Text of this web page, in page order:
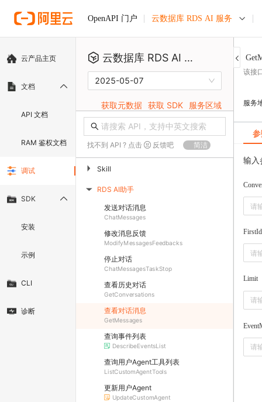
OpenAPI 门户 云数据库 RDS AI 服务
云产品主页
文档
API 文档
RAM 鉴权文档
调试
SDK
安装
示例
CLI
诊断
云数据库 RDS AI 服务
2025-05-07
获取元数据 获取 SDK 服务区域
找不到 API ? 点击 反馈吧 简洁
▶ Skill
▶ RDS AI助手
发送对话消息
ChatMessages
修改消息反馈
ModifyMessagesFeedbacks
停止对话
ChatMessagesTaskStop
查看历史对话
GetConversations
查看对话消息
GetMessages
查询事件列表
DescribeEventsList
查询用户Agent工具列表
ListCustomAgentTools
更新用户Agent
UpdateCustomAgent
该接
服务
输入
FirstId
Limit